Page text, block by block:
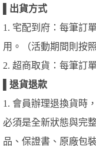
出貨方式
1. 宅配到府：每筆訂
用。（活動期間則按
2. 超商取貨：每筆訂
退貨退款
1. 會員辦理退換貨時
必須是全新狀態與完
品、保證書、原廠包